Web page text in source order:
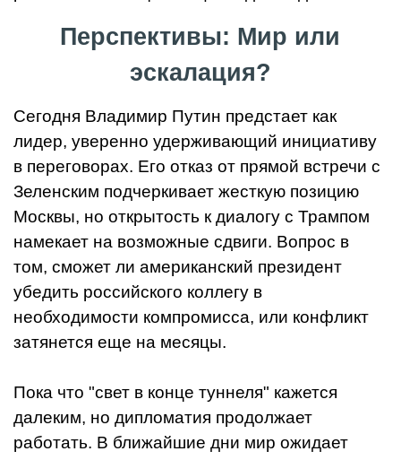
Перспективы: Мир или
эскалация?
Сегодня Владимир Путин предстает как
лидер, уверенно удерживающий инициативу
в переговорах. Его отказ от прямой встречи с
Зеленским подчеркивает жесткую позицию
Москвы, но открытость к диалогу с Трампом
намекает на возможные сдвиги. Вопрос в
том, сможет ли американский президент
убедить российского коллегу в
необходимости компромисса, или конфликт
затянется еще на месяцы.
Пока что "свет в конце туннеля" кажется
далеким, но дипломатия продолжает
работать. В ближайшие дни мир ожидает